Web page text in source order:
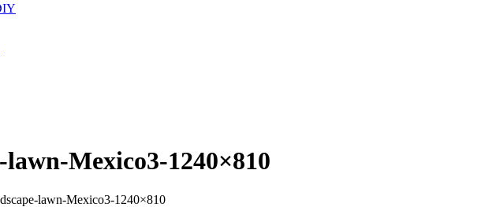
Mexico3-1240×810
lawn-Mexico3-1240×810